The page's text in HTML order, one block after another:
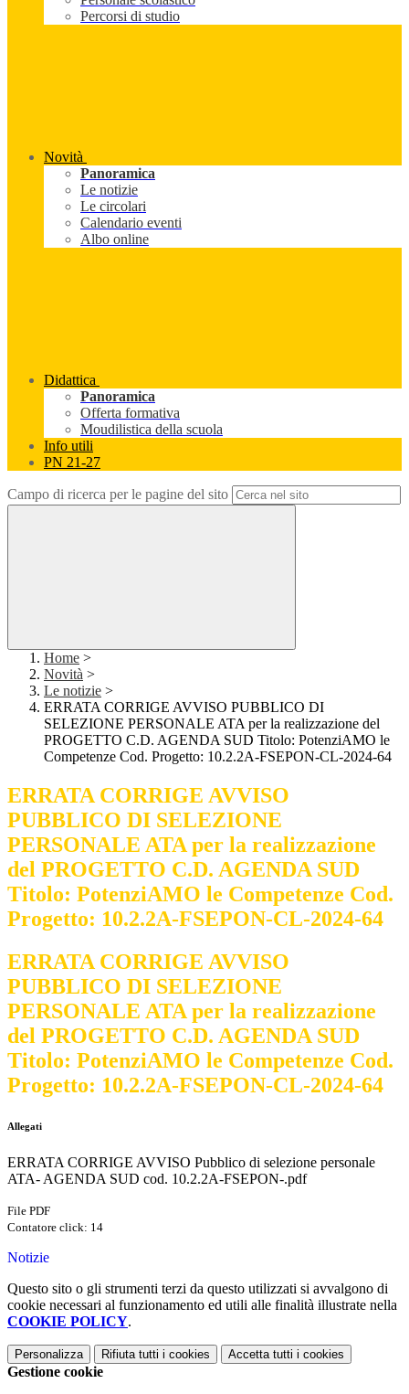
Percorsi di studio
Novità
Panoramica
Le notizie
Le circolari
Calendario eventi
Albo online
Didattica
Panoramica
Offerta formativa
Moudilistica della scuola
Info utili
PN 21-27
Campo di ricerca per le pagine del sito
Home >
Novità >
Le notizie >
ERRATA CORRIGE AVVISO PUBBLICO DI
SELEZIONE PERSONALE ATA per la realizzazione del
PROGETTO C.D. AGENDA SUD Titolo: PotenziAMO le
Competenze Cod. Progetto: 10.2.2A-FSEPON-CL-2024-64
ERRATA CORRIGE AVVISO
PUBBLICO DI SELEZIONE
PERSONALE ATA per la realizzazione
del PROGETTO C.D. AGENDA SUD
Titolo: PotenziAMO le Competenze Cod.
Progetto: 10.2.2A-FSEPON-CL-2024-64
ERRATA CORRIGE AVVISO
PUBBLICO DI SELEZIONE
PERSONALE ATA per la realizzazione
del PROGETTO C.D. AGENDA SUD
Titolo: PotenziAMO le Competenze Cod.
Progetto: 10.2.2A-FSEPON-CL-2024-64
Allegati
ERRATA CORRIGE AVVISO Pubblico di selezione personale
ATA- AGENDA SUD cod. 10.2.2A-FSEPON-.pdf
File PDF
Contatore click: 14
Notizie
Questo sito o gli strumenti terzi da questo utilizzati si avvalgono di
cookie necessari al funzionamento ed utili alle finalità illustrate nella
COOKIE POLICY.
Personalizza Rifiuta tutti i cookies Accetta tutti i cookies
Gestione cookie